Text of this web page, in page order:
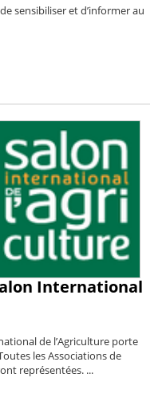
sensibiliser et d’informer au
International
de l’Agriculture porte
les Associations de
représentées. ...